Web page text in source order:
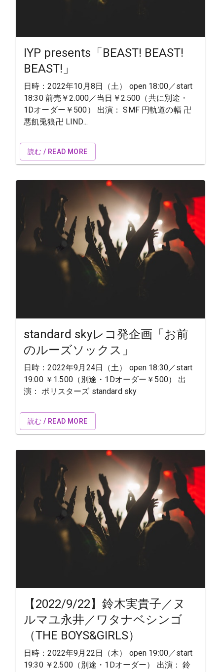
IYP presents「BEAST! BEAST!
BEAST!」
日時：2022年10月8日（土） open 18:00／start
18:30 前売￥2.000／当日￥2.500（共に別途・
1Dオーダー￥500） 出演： SMF 円軌道の幅 卍
悪飢兎狼卍 LIND...
読む / READ MORE
standard skyレコ発企画「お前
のルーズソックス」
日時：2022年9月24日（土） open 18:30／start
19:00 ￥1.500（別途・1Dオーダー￥500） 出
演： ポリスターズ standard sky
読む / READ MORE
【2022/9/22】鈴木実貴子／ヌ
ルマユ永井／ワタナベシンゴ
（THE BOYS&GIRLS）
日時：2022年9月22日（木） open 19:00／start
19:30 ￥2.500（別途・1Dオーダー） 出演： 鈴